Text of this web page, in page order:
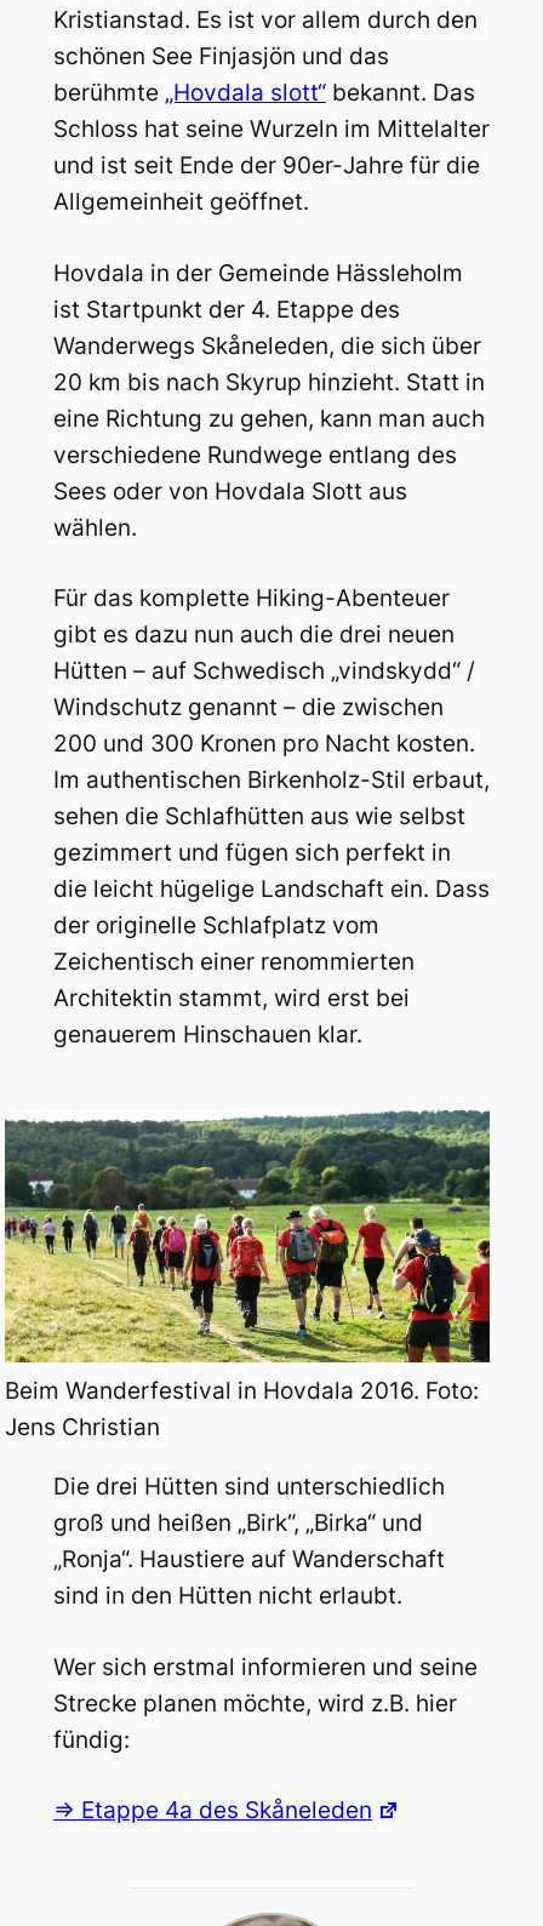
Kristianstad. Es ist vor allem durch den
schönen See Finjasjön und das
berühmte „Hovdala slott“bekannt. Das
Schloss hat seine Wurzeln im Mittelalter
und ist seit Ende der 90er-Jahre für die
Allgemeinheit geöffnet.
Hovdala in der Gemeinde Hässleholm
ist Startpunkt der 4. Etappe des
Wanderwegs Skåneleden, die sich über
20 km bis nach Skyrup hinzieht. Statt in
eine Richtung zu gehen, kann man auch
verschiedene Rundwege entlang des
Sees oder von Hovdala Slott aus
wählen.
Für das komplette Hiking-Abenteuer
gibt es dazu nun auch die drei neuen
Hütten – auf Schwedisch „vindskydd“ /
Windschutz genannt – die zwischen
200 und 300 Kronen pro Nacht kosten.
Im authentischen Birkenholz-Stil erbaut,
sehen die Schlafhütten aus wie selbst
gezimmert und fügen sich perfekt in
die leicht hügelige Landschaft ein. Dass
der originelle Schlafplatz vom
Zeichentisch einer renommierten
Architektin stammt, wird erst bei
genauerem Hinschauen klar.
Beim Wanderfestival in Hovdala 2016. Foto:
Jens Christian
Die drei Hütten sind unterschiedlich
groß und heißen „Birk“, „Birka“ und
„Ronja“. Haustiere auf Wanderschaft
sind in den Hütten nicht erlaubt.
Wer sich erstmal informieren und seine
Strecke planen möchte, wird z.B. hier
fündig:
=> Etappe 4a des Skåneleden